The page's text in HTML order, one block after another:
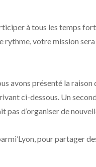
à tous les temps
votre mission sera
avons présenté la raison
ci-dessous. Un
pas d’organiser de
pour partager